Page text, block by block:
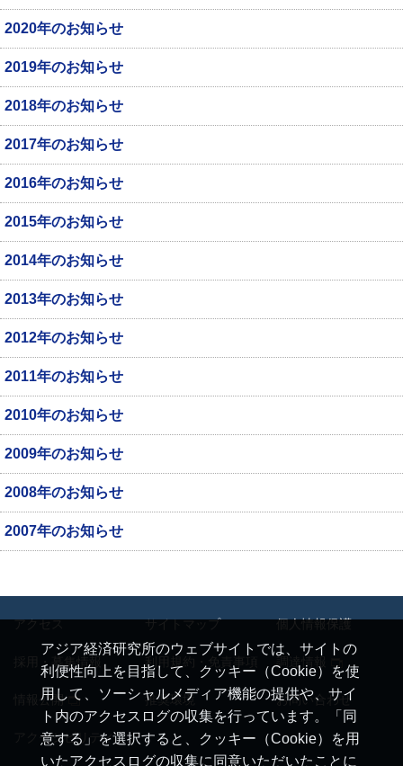
2020年のお知らせ
2019年のお知らせ
2018年のお知らせ
2017年のお知らせ
2016年のお知らせ
2015年のお知らせ
2014年のお知らせ
2013年のお知らせ
2012年のお知らせ
2011年のお知らせ
2010年のお知らせ
2009年のお知らせ
2008年のお知らせ
2007年のお知らせ
アジア経済研究所のウェブサイトでは、サイトの
利便性向上を目指して、クッキー（Cookie）を使
用して、ソーシャルメディア機能の提供や、サイ
ト内のアクセスログの収集を行っています。「同
意する」を選択すると、クッキー（Cookie）を用
いたアクセスログの収集に同意いただいたことに
アクセス サイトマップ 個人情報保護
採用・募集情報 利用規約・免責事項
情報公開 推奨環境 お問い合わせ
アクセシビリティ